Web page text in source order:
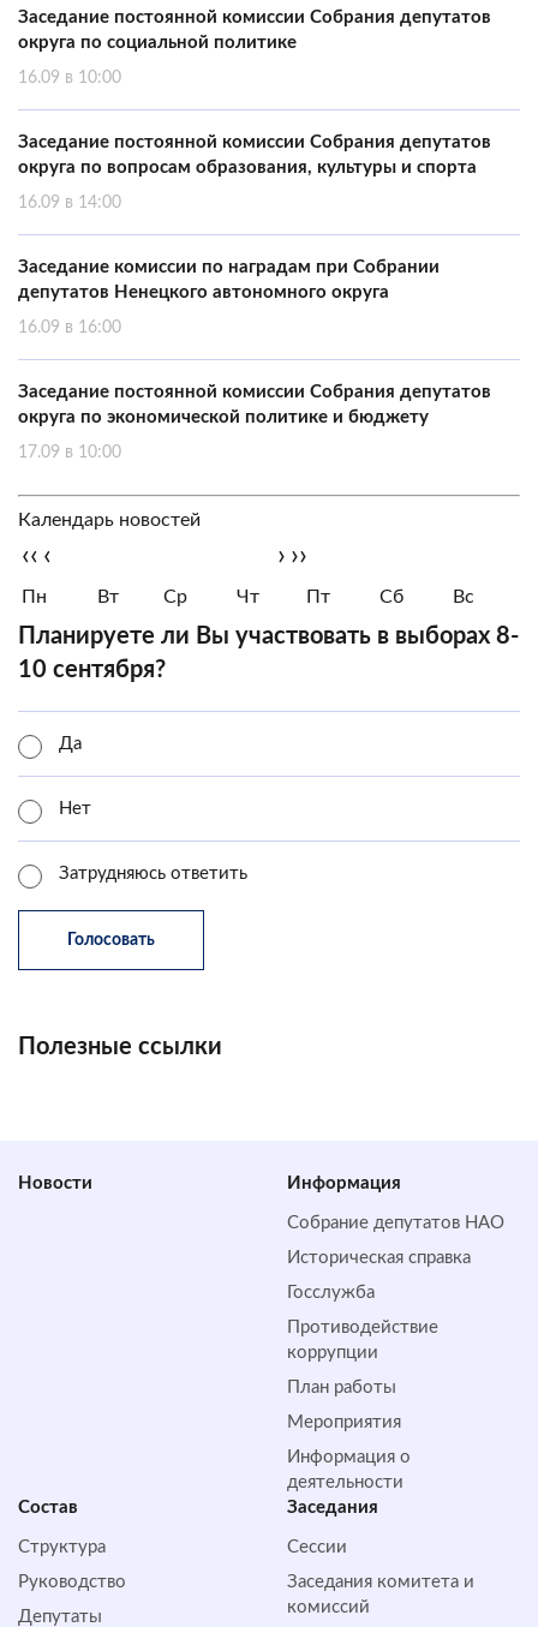
Заседание постоянной комиссии Собрания депутатов
округа по социальной политике
16.09 в 10:00
Заседание постоянной комиссии Собрания депутатов
округа по вопросам образования, культуры и спорта
16.09 в 14:00
Заседание комиссии по наградам при Собрании
депутатов Ненецкого автономного округа
16.09 в 16:00
Заседание постоянной комиссии Собрания депутатов
округа по экономической политике и бюджету
17.09 в 10:00
Календарь новостей
‹‹ ‹ › ››
Пн Вт Ср Чт Пт Сб Вс
Планируете ли Вы участвовать в выборах 8-
10 сентября?
Да
Нет
Затрудняюсь ответить
Полезные ссылки
Новости Информация
Собрание депутатов НАО
Историческая справка
Госслужба
Противодействие
коррупции
План работы
Мероприятия
Информация о
деятельности
Состав
Структура
Руководство
Депутаты
Заседания
Сессии
Заседания комитета и
комиссий